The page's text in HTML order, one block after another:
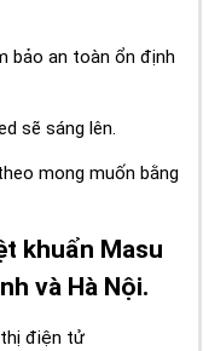
bảo an toàn ổn định
sẽ sáng lên.
mong muốn bằng
khuẩn Masu
và Hà Nội.
điện tử